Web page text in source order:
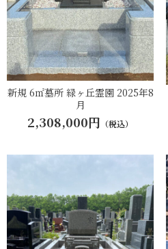
新規 6㎡墓所 緑ヶ丘霊園 2025年8
月
2,308,000円 （税込）